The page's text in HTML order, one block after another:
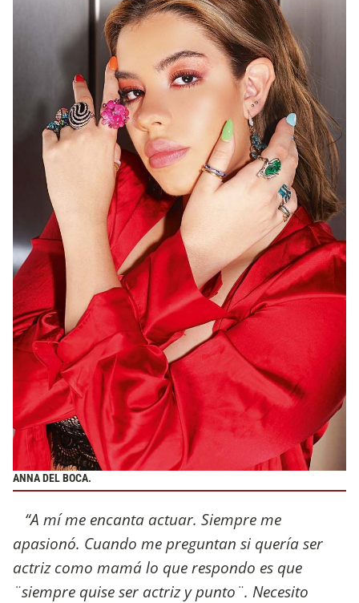
ANNA DEL BOCA.
“A mí me encanta actuar. Siempre me
apasionó. Cuando me preguntan si quería ser
actriz como mamá lo que respondo es que
¨siempre quise ser actriz y punto¨. Necesito